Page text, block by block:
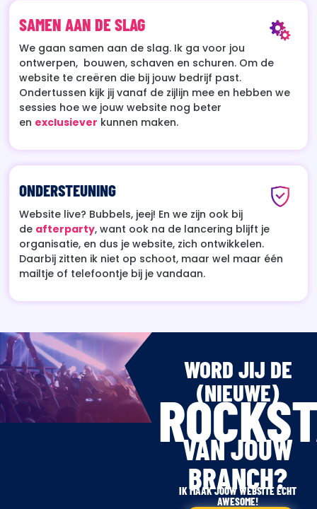
SAMEN AAN DE SLAG
We gaan samen aan de slag. Ik ga voor jou
ontwerpen, bouwen, schaven en schuren. Om de
website te creëren die bij jouw bedrijf past.
Ondertussen kijk jij vanaf de zijlijn mee en hebben we
sessies hoe we jouw website nog beter
en exclusiever kunnen maken.
ONDERSTEUNING
Website live? Bubbels, jeej! En we zijn ook bij
de afterparty, want ook na de lancering blijft je
organisatie, en dus je website, zich ontwikkelen.
Daarbij zitten ik niet op schoot, maar wel maar één
mailtje of telefoontje bij je vandaan.
WORD JIJ DE
(NIEUWE)
VAN JOUW
BRANCH?
IK MAAK JOUW WEBSITE ECHT
AWESOME!